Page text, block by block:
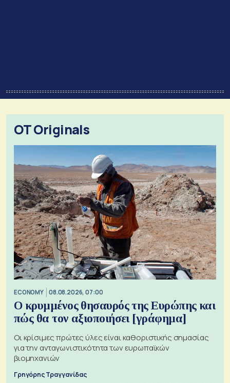
OT Originals
ECONOMY 08.08.2026, 07:00
Ο κρυμμένος θησαυρός της Ευρώπης και
πώς θα τον αξιοποιήσει [γράφημα]
Οι κρίσιμες πρώτες ύλες είναι καθοριστικής σημασίας
για την ανταγωνιστικότητα των ευρωπαϊκών
βιομηχανιών
Γρηγόρης Τραγγανίδας